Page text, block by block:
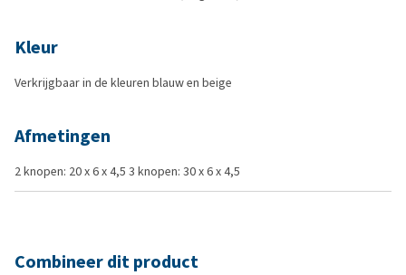
Kleur
Verkrijgbaar in de kleuren blauw en beige
Afmetingen
2 knopen: 20 x 6 x 4,5 3 knopen: 30 x 6 x 4,5
Combineer dit product